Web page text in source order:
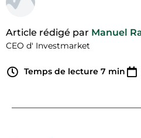
Article rédigé par Manuel
CEO d' Investmarket
Temps de lecture 7 min